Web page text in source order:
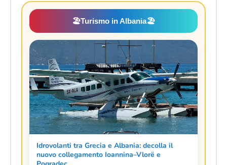
🏖️Turismo in Albania🏖️
Idrovolanti tra Grecia e Albania: decolla il
nuovo collegamento Ioannina–Vlorë e